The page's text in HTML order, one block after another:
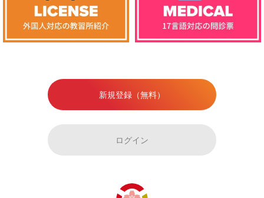
新規登録（無料）
ログイン